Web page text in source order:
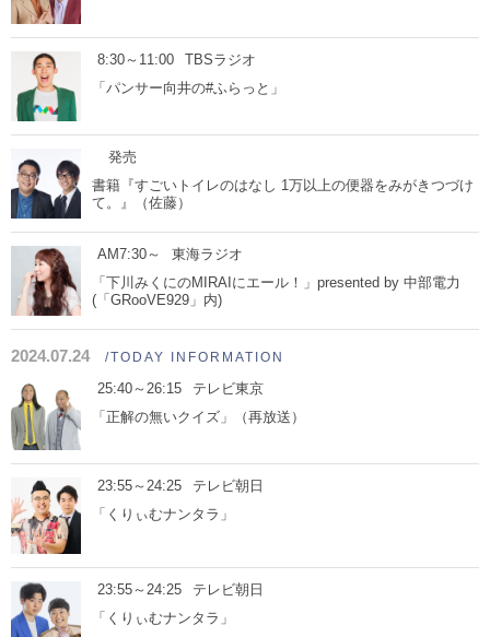
8:30～11:00
TBSラジオ
「パンサー向井の#ふらっと」
発売
書籍『すごいトイレのはなし 1万以上の便器をみがきつづけ
て。』（佐藤）
AM7:30～
東海ラジオ
「下川みくにのMIRAIにエール！」presented by 中部電力
(「GRooVE929」内)
2024.07.24 /TODAY INFORMATION
25:40～26:15
テレビ東京
「正解の無いクイズ」（再放送）
23:55～24:25
テレビ朝日
「くりぃむナンタラ」
23:55～24:25
テレビ朝日
「くりぃむナンタラ」